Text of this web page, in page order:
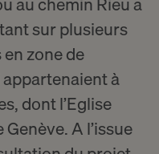
sur plusieurs
zone de
à
dont l’Eglise
A l’issue